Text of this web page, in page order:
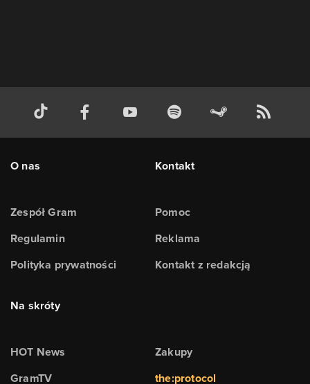
O nas
Zespół Gram
Regulamin
Polityka prywatności
Kontakt
Pomoc
Reklama
Kontakt z redakcją
Na skróty
HOT News
GramTV
Zakupy
the:protocol